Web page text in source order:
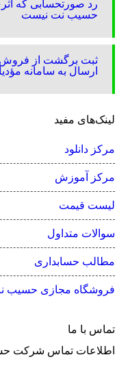
رد صورتحسابی که
حسیب نت نیست
ثبت برگشت از فروش
ارسال به سامانه
لینک‌های مفید
مرکز دانلود
مرکز آموزش
لیست قیمت
سوالات متداول
مطالب حسابداری
فروشگاه مجازی حسیب
تماس با ما
اطلاعات تماس شرکت